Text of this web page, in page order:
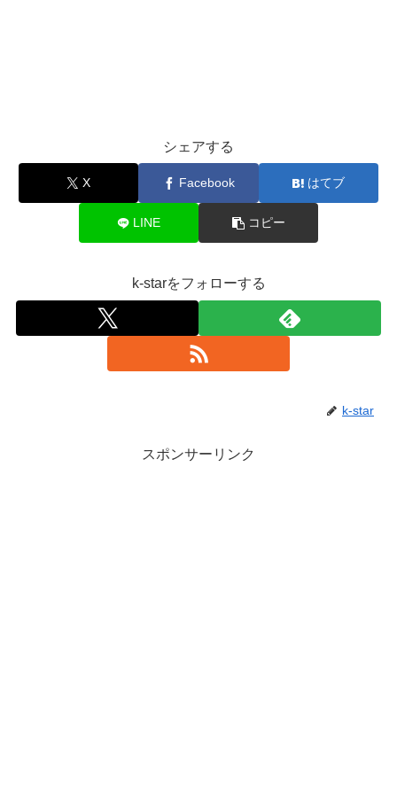
シェアする
X Facebook はてブ
LINE コピー
k-starをフォローする
k-star
スポンサーリンク